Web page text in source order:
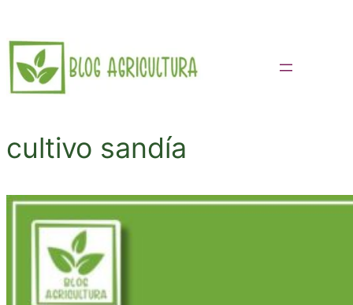
Saltar
al
contenido
cultivo sandía